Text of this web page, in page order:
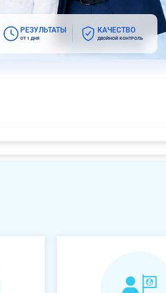
РЕЗУЛЬТАТЫ
ОТ 1 ДНЯ
КАЧЕСТВО
ДВОЙНОЙ КОНТРОЛЬ